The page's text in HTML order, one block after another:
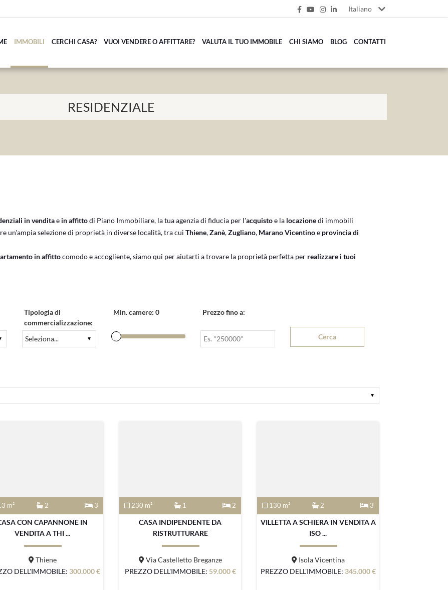
Italiano
IMMOBILI CERCHI CASA? VUOI VENDERE O AFFITTARE? VALUTA IL TUO IMMOBILE CHI SIAMO BLOG CONTATTI
RESIDENZIALE
in venditae in affittodi Piano Immobiliare, la tua agenzia di fiducia per l'acquistoe la locazionedi immobili
un'ampia selezione di proprietà in diverse località, tra cui Thiene,Zanè,Zugliano, Marano Vicentinoe provincia di
in affittocomodo e accogliente, siamo qui per aiutarti a trovare la proprietà perfetta per realizzare i tuoi
Tipologia di
commercializzazione:
Min. camere: 0 Prezzo fino a:
m² 2 3
CON CAPANNONE IN
VENDITA A THI ...
Thiene
DELL'IMMOBILE: 300.000 €
230 m² 1 2
CASA INDIPENDENTE DA
RISTRUTTURARE
Via Castelletto Breganze
PREZZO DELL'IMMOBILE: 59.000 €
130 m² 2 3
VILLETTA A SCHIERA IN VENDITA A
ISO ...
Isola Vicentina
PREZZO DELL'IMMOBILE: 345.000 €